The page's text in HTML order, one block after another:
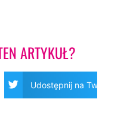
ARTYKUŁ?
Udostępnij na Twitter